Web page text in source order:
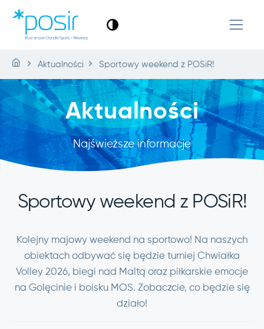
Aktualności Sportowy weekend z POSiR!
Aktualności
Najświeższe informacje
Sportowy weekend z POSiR!
Kolejny majowy weekend na sportowo! Na naszych
obiektach odbywać się będzie turniej Chwiałka
Volley 2026, biegi nad Maltą oraz piłkarskie emocje
na Golęcinie i boisku MOS. Zobaczcie, co będzie się
działo!